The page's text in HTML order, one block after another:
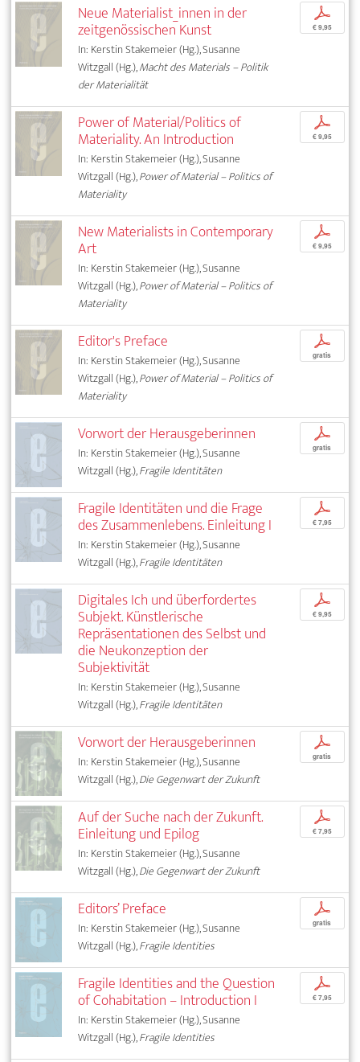
Neue Materialist_innen in der
zeitgenössischen Kunst
In: Kerstin Stakemeier (Hg.), Susanne
Witzgall (Hg.),Macht des Materials – Politik
der Materialität
p
€ 9,95
Power of Material/Politics of
Materiality. An Introduction
In: Kerstin Stakemeier (Hg.), Susanne
Witzgall (Hg.),Power of Material – Politics of
Materiality
p
€ 9,95
New Materialists in Contemporary
Art
In: Kerstin Stakemeier (Hg.), Susanne
Witzgall (Hg.),Power of Material – Politics of
Materiality
p
€ 9,95
Editor's Preface
In: Kerstin Stakemeier (Hg.), Susanne
Witzgall (Hg.),Power of Material – Politics of
Materiality
p
gratis
Vorwort der Herausgeberinnen
In: Kerstin Stakemeier (Hg.), Susanne
Witzgall (Hg.),Fragile Identitäten
p
gratis
Fragile Identitäten und die Frage
des Zusammenlebens. Einleitung I
In: Kerstin Stakemeier (Hg.), Susanne
Witzgall (Hg.),Fragile Identitäten
p
€ 7,95
Digitales Ich und überfordertes
Subjekt. Künstlerische
Repräsentationen des Selbst und
die Neukonzeption der
Subjektivität
In: Kerstin Stakemeier (Hg.), Susanne
Witzgall (Hg.),Fragile Identitäten
p
€ 9,95
Vorwort der Herausgeberinnen
In: Kerstin Stakemeier (Hg.), Susanne
Witzgall (Hg.),Die Gegenwart der Zukunft
p
gratis
Auf der Suche nach der Zukunft.
Einleitung und Epilog
In: Kerstin Stakemeier (Hg.), Susanne
Witzgall (Hg.),Die Gegenwart der Zukunft
p
€ 7,95
Editors’ Preface
In: Kerstin Stakemeier (Hg.), Susanne
Witzgall (Hg.),Fragile Identities
p
gratis
Fragile Identities and the Question
of Cohabitation – Introduction I
In: Kerstin Stakemeier (Hg.), Susanne
Witzgall (Hg.),Fragile Identities
p
€ 7,95